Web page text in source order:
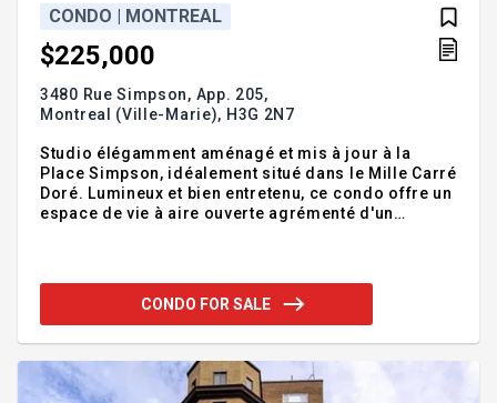
CONDO | MONTREAL
$225,000
3480 Rue Simpson, App. 205,
Montreal (Ville-Marie), H3G 2N7
Studio élégamment aménagé et mis à jour à la
Place Simpson, idéalement situé dans le Mille Carré
Doré. Lumineux et bien entretenu, ce condo offre un
espace de vie à aire ouverte agrémenté d'un
nouvelle cuisinière, ainsi que le remplacement des
lavabos et des caissons de base dans la cuisine et
intérieure chauffée, un sauna, un gym entièrement
équipé et un servic
CONDO FOR SALE